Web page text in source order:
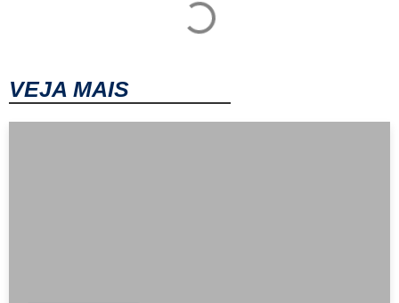
VEJA MAIS